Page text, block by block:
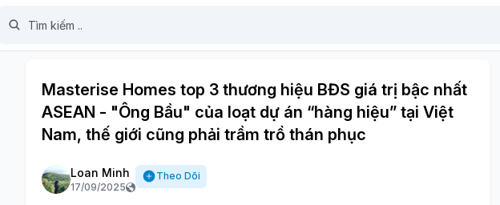
Masterise Homes top 3 thương hiệu BĐS giá trị bậc nhất
ASEAN - "Ông Bầu" của loạt dự án “hàng hiệu” tại Việt
Nam, thế giới cũng phải trầm trồ thán phục
Loan Minh
17/09/2025
Theo Dõi